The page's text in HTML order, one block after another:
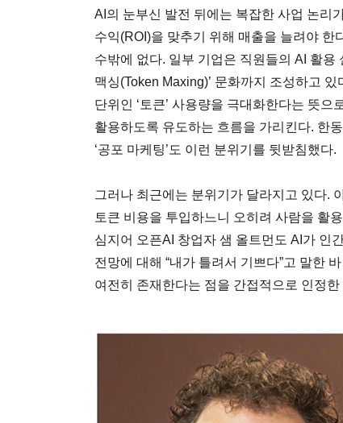
AI의 눈부신 발전 뒤에는 복잡한 사업 논리
수익(ROI)을 맞추기 위해 매출을 늘려야
수밖에 없다. 일부 기업은 직원들의 AI 활용
맥싱(Token Maxing)’ 문화까지 조성하고
단위인 ‘토큰’ 사용량을 극대화한다는 뜻
활용하도록 유도하는 흐름을 가리킨다. 한
‘공포 마케팅’도 이런 분위기를 뒷받침했다.
그러나 최근에는 분위기가 달라지고 있다.
토큰 비용을 투입하느니 오히려 사람을 활
심지어 오픈AI 창업자 샘 올트먼도 AI가 인
전망에 대해 “내가 틀려서 기쁘다”고 말한
여전히 존재한다는 점을 간접적으로 인정한